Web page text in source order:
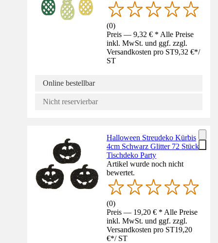
(0)
Preis — 9,32 € * Alle Preise
inkl. MwSt. und ggf. zzgl.
Versandkosten pro ST9,32 €*/
ST
Online bestellbar
Nicht reservierbar
Halloween Streudeko Kürbis
4cm Schwarz Glitter 72 Stück
Tischdeko Party
Artikel wurde noch nicht
bewertet.
(0)
Preis — 19,20 € * Alle Preise
inkl. MwSt. und ggf. zzgl.
Versandkosten pro ST19,20
€*/ ST